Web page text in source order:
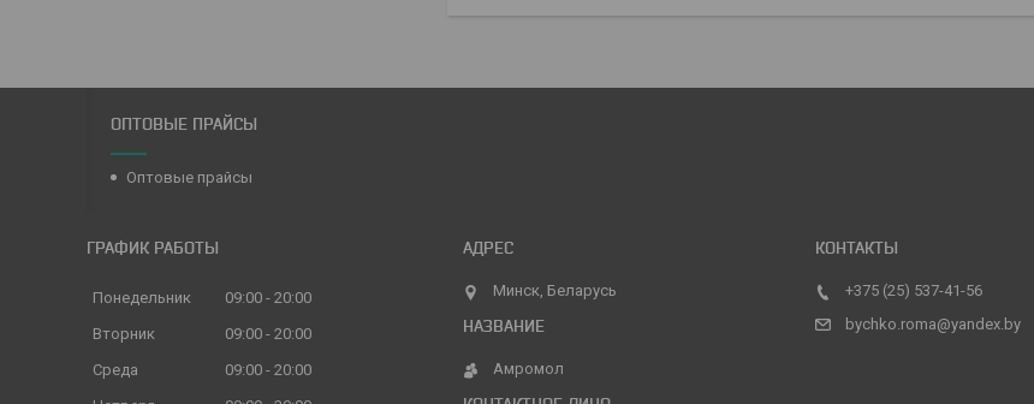
ОПТОВЫЕ ПРАЙСЫ
Оптовые прайсы
ГРАФИК РАБОТЫ
Понедельник 09:00
20:00
Вторник
09:00
20:00
Среда
09:00
20:00
Минск, Беларусь
Амромол
+375 (25) 537-41-56
bychko.roma@yandex.by